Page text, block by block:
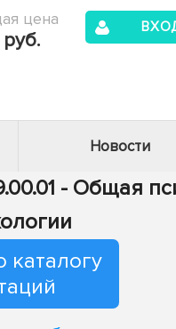
цена
Новости
- Общая